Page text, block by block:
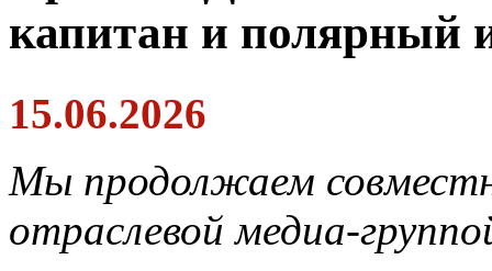
капитан и полярный
15.06.2026
Мы продолжаем
отраслевой медиа-